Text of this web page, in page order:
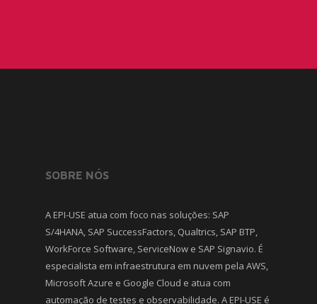
SOBRE NÓS
A EPI-USE atua com foco nas soluções: SAP
S/4HANA, SAP SuccessFactors, Qualtrics, SAP BTP,
WorkForce Software, ServiceNow e SAP Signavio. É
especialista em infraestrutura em nuvem pela AWS,
Microsoft Azure e Google Cloud e atua com
automação de testes e observabilidade. A EPI-USE é